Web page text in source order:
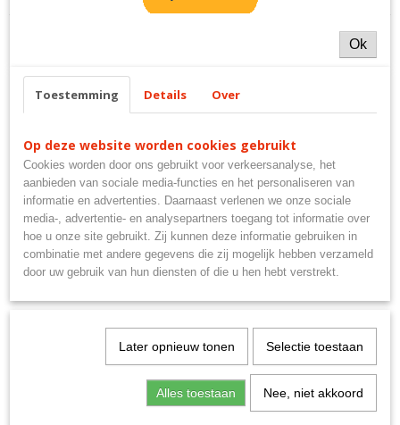
8711517002525
Productcode leverancier
Ook interessant
Deltafix Dubbelzijdig verwijderbaar tape 19mmx150cm
Ok
Toestemming Details Over
Op deze website worden cookies gebruikt
Cookies worden door ons gebruikt voor verkeersanalyse, het
aanbieden van sociale media-functies en het personaliseren van
informatie en advertenties. Daarnaast verlenen we onze sociale
media-, advertentie- en analysepartners toegang tot informatie over
hoe u onze site gebruikt. Zij kunnen deze informatie gebruiken in
combinatie met andere gegevens die zij mogelijk hebben verzameld
door uw gebruik van hun diensten of die u hen hebt verstrekt.
Later opnieuw tonen Selectie toestaan
Alles toestaan Nee, niet akkoord